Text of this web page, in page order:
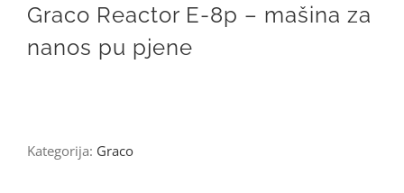
Graco Reactor E-8p – mašina za
nanos pu pjene
Kategorija: Graco